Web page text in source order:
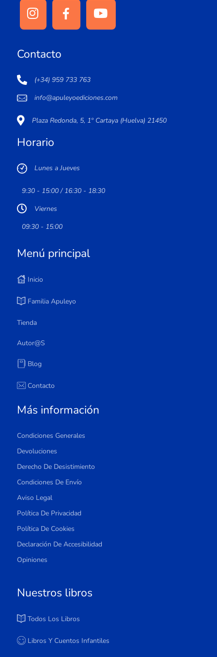
Contacto
(+34) 959 733 763
info@apuleyoediciones.com
Plaza Redonda, 5, 1º Cartaya (Huelva) 21450
Horario
Lunes a Jueves
9:30 - 15:00 / 16:30 - 18:30
Viernes
09:30 - 15:00
Menú principal
Inicio
Familia Apuleyo
Tienda
Autor@s
Blog
Contacto
Más información
Condiciones Generales
Devoluciones
Derecho De Desistimiento
Condiciones De Envío
Aviso Legal
Política De Privacidad
Política De Cookies
Declaración De Accesibilidad
Opiniones
Nuestros libros
Todos Los Libros
Libros Y Cuentos Infantiles